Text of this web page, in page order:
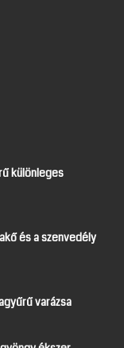
különleges
és a szenvedély
varázsa